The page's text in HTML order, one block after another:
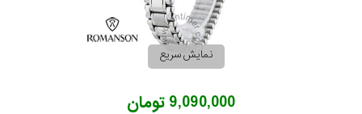
نمایش سریع
9,090,000 تومان